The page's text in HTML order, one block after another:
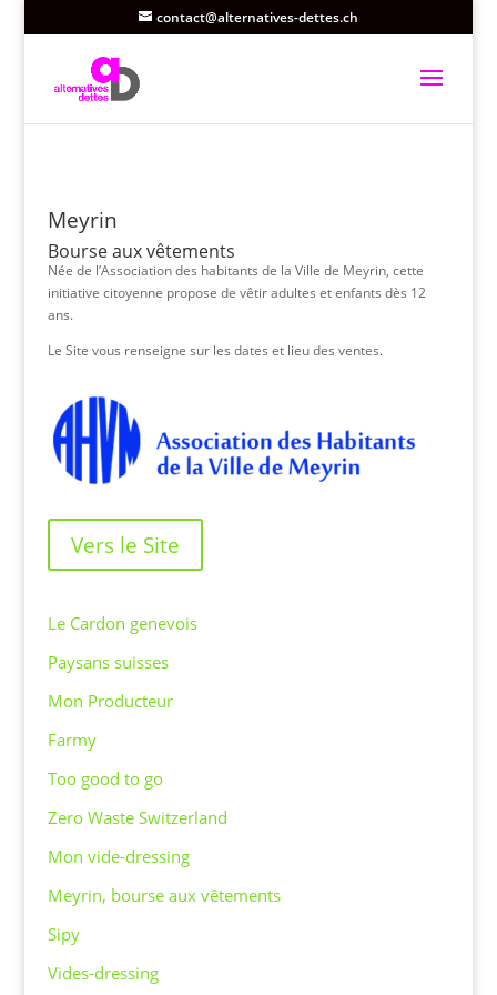
contact@alternatives-dettes.ch
Meyrin
Bourse aux vêtements
Née de l’Association des habitants de la Ville de Meyrin, cette
initiative citoyenne propose de vêtir adultes et enfants dès 12
ans.
Le Site vous renseigne sur les dates et lieu des ventes.
Vers le Site
Le Cardon genevois
Paysans suisses
Mon Producteur
Farmy
Too good to go
Zero Waste Switzerland
Mon vide-dressing
Meyrin, bourse aux vêtements
Sipy
Vides-dressing